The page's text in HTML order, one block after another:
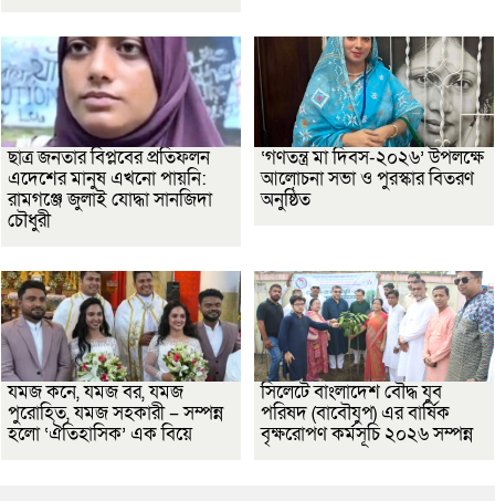
ছাত্র জনতার বিপ্লবের প্রতিফলন
এদেশের মানুষ এখনো পায়নি:
রামগঞ্জে জুলাই যোদ্ধা সানজিদা
চৌধুরী
‘গণতন্ত্র মা দিবস-২০২৬’ উপলক্ষে
আলোচনা সভা ও পুরস্কার বিতরণ
অনুষ্ঠিত
যমজ কনে, যমজ বর, যমজ
পুরোহিত, যমজ সহকারী – সম্পন্ন
হলো ‘ঐতিহাসিক’ এক বিয়ে
সিলেটে বাংলাদেশ বৌদ্ধ যুব
পরিষদ (বাবৌযুপ) এর বার্ষিক
বৃক্ষরোপণ কর্মসূচি ২০২৬ সম্পন্ন